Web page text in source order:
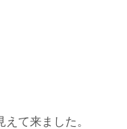
て来ました。